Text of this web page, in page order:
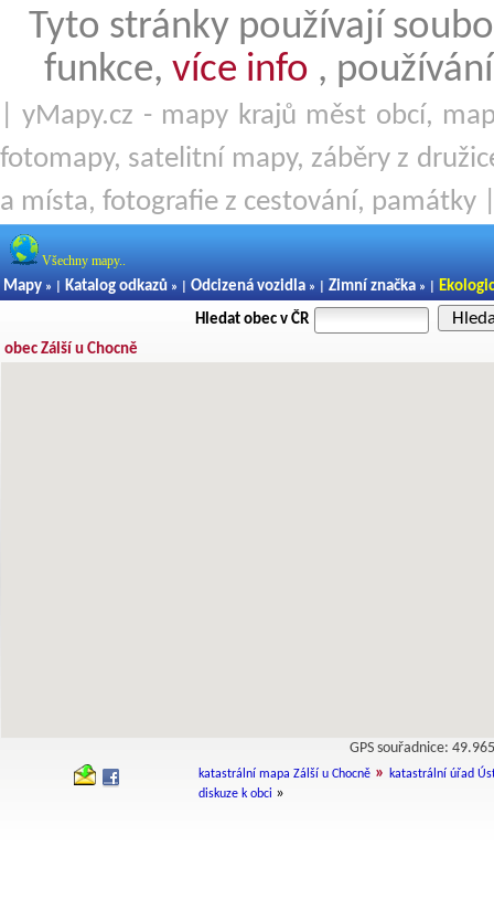
Tyto stránky používají
funkce, více info ,
| yMapy.cz - mapy krajů měst obcí,
fotomapy, satelitní mapy, záběry z
a místa, fotografie z cestování, památky
Všechny mapy..
Mapy » | Katalog odkazů » | Odcizená vozidla » | Zimní značka » |
Hledat obec v ČR
obec Zálší u Chocně
GPS souřadnice:
katastrální mapa Zálší u Chocně » katastrální úřad
diskuze k obci »